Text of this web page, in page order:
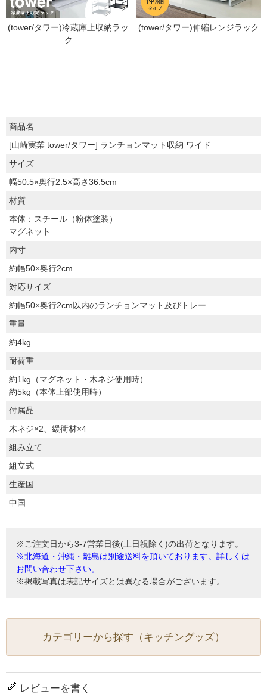
(tower/タワー)冷蔵庫上収納ラッ
ク
(tower/タワー)伸縮レンジラック
商品名
[山崎実業 tower/タワー] ランチョンマット収納 ワイド
サイズ
幅50.5×奥行2.5×高さ36.5cm
材質
本体：スチール（粉体塗装）
マグネット
内寸
約幅50×奥行2cm
対応サイズ
約幅50×奥行2cm以内のランチョンマット及びトレー
重量
約4kg
耐荷重
約1kg（マグネット・木ネジ使用時）
約5kg（本体上部使用時）
付属品
木ネジ×2、緩衝材×4
組み立て
組立式
生産国
中国
※ご注文日から3-7営業日後(土日祝除く)の出荷となります。
※北海道・沖縄・離島は別途送料を頂いております。詳しくは
お問い合わせ下さい。
※掲載写真は表記サイズとは異なる場合がございます。
カテゴリーから探す（キッチングッズ）
レビューを書く